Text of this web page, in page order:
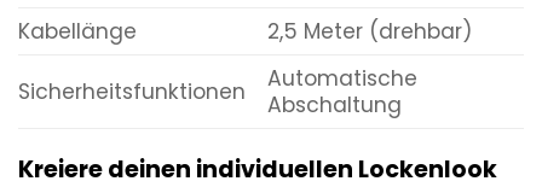
Kabellänge
2,5 Meter (drehbar)
Sicherheitsfunktionen
Automatische
Abschaltung
Kreiere deinen individuellen Lockenlook